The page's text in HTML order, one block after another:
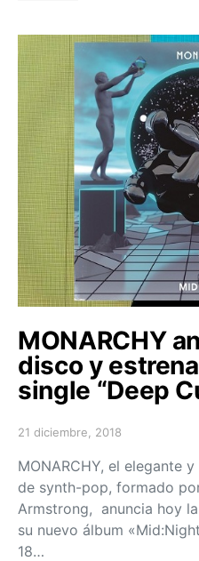
MONARCHY
disco y
single “Deep
Posted on
21 diciembre, 2018
MONARCHY, el elegante
de synth-pop, formado
Armstrong, anuncia hoy
su nuevo álbum
18…